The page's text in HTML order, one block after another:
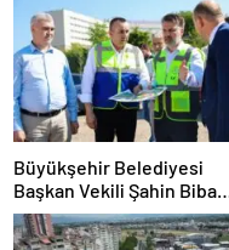
Büyükşehir Belediyesi
Başkan Vekili Şahin Biba
“Şehir Hastanesi
Ay Hizmete Açılacak”